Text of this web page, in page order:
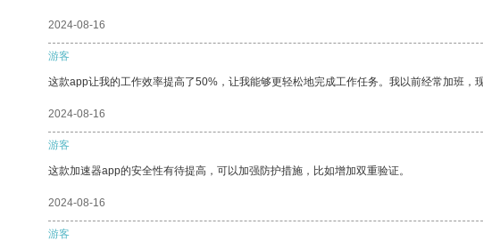
2024-08-16
游客
这款app让我的工作效率提高了50%，让我能够更轻松地完成工作任务。我以前经常加班，
2024-08-16
游客
这款加速器app的安全性有待提高，可以加强防护措施，比如增加双重验证。
2024-08-16
游客